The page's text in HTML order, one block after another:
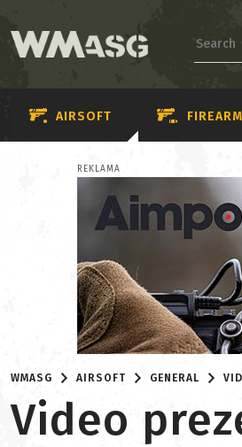
AIRSOFT FIREARM
REKLAMA
WMASG AIRSOFT GENERAL
Video